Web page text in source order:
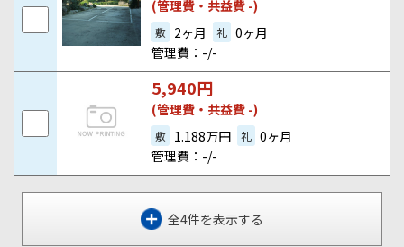
(管理費・共益費 -)
敷 2ヶ月 礼 0ヶ月
管理費：-/-
5,940円
(管理費・共益費 -)
敷 1.188万円 礼 0ヶ月
管理費：-/-
全4件を表示する